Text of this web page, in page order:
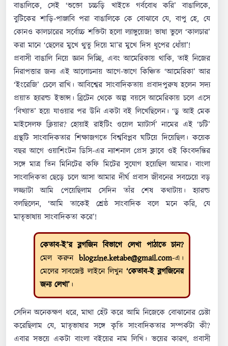
বাঙালিকে, সেই ‘শুক্তো চচ্চড়ি খাইতে গর্ববোধ করি’ বাঙালিকে,
বুটিকের শাড়ি-পাঞ্জাবি পরা বাঙালিকে কে বোঝাবে যে, বাপু হে, যে
কোনও কালচারের সর্বোচ্চ শক্তিটা হলো ল্যাঙ্গুয়েজ! ভাষা ভুলে ‘কালচার’
করা মানে ‘ছেলের মুখে থুতু দিয়ে মা’র মুখে দিস ধূপের ধোঁয়া’!
প্রবাসী বাঙালি নিয়ে জ্ঞান দিচ্ছি, এবং আমেরিকায় থাকি, তাই নিজের
নিরাপত্তার জন্য এই আলোচনায় আগে-ভাগে কিঞ্চিত ‘আমেরিকা’ আর
‘ইংরেজি’ চেলে রাখি। আবিশ্বের সাংবাদিকতায় প্রবাদপুরুষ হলেন সদ্য
প্রয়াত হ্যারল্ড ইভান্স। ব্রিটেন থেকে অল্প বয়সে আমেরিকায় চলে এসে
‘বিখ্যাত’ হয়ে যাওয়ার পর উনি একটা বই লিখেছিলেন। ‘ডু আই মেক
মাইসেলফ ক্লিয়ার? হোয়াই রাইটিং ওয়েল ম্যাটার্স’ নামের এই ‘চটি’
গ্রন্থটি সাংবাদিকতার শিক্ষাজগতে বিশ্ববিপ্লব ঘটিয়ে দিয়েছিল। কয়েক
বছর আগে ওয়াশিংটন ডিসি-এর ন্যাশনাল প্রেস ক্লাবে ওই কিংবদন্তির
সঙ্গে মাত্র তিন মিনিটের কফি মিটের সুযোগ হয়েছিল আমার। বাংলা
সাংবাদিকতা ছেড়ে চলে আসা আমার দীর্ঘ প্রবাস জীবনের সবচেয়ে বড়
লজ্জাটা আমি পেয়েছিলাম সেদিন তাঁর শেষ কথাটায়। হ্যারল্ড
বলছিলেন, ‘আমি তাকেই শ্রেষ্ঠ সাংবাদিক বলে মনে করি, যে
মাতৃভাষায় সাংবাদিকতা করে’!
কেতাব-ই’র ব্লগজিন বিভাগে লেখা পাঠাতে চান?
মেল করুনblogzine.ketabe@gmail.com-এ।
মেলের সাবজেক্ট লাইনে লিখুন ‘কেতাব-ই ব্লগজিনের
জন্য লেখা’।
সেদিন অনেকক্ষণ ধরে, মাথা হেঁট করে আমি নিজেকে বোঝানোর চেষ্টা
করেছিলাম যে, মাতৃভাষার সঙ্গে কৃতি সাংবাদিকতার সম্পর্কটা কী?
এবার সভয়ে একটা বাংলা বইয়ের নাম লিখি। ভয়ের কারণ, প্রবাসী